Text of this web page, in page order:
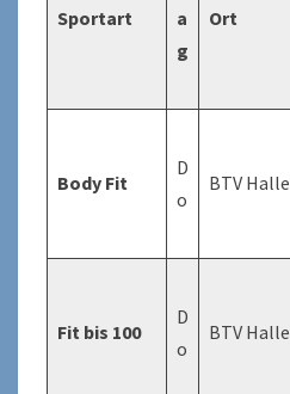
Sportart
a
g
Ort
Body Fit
D
o
BTV Halle
Fit bis 100
D
o
BTV Halle